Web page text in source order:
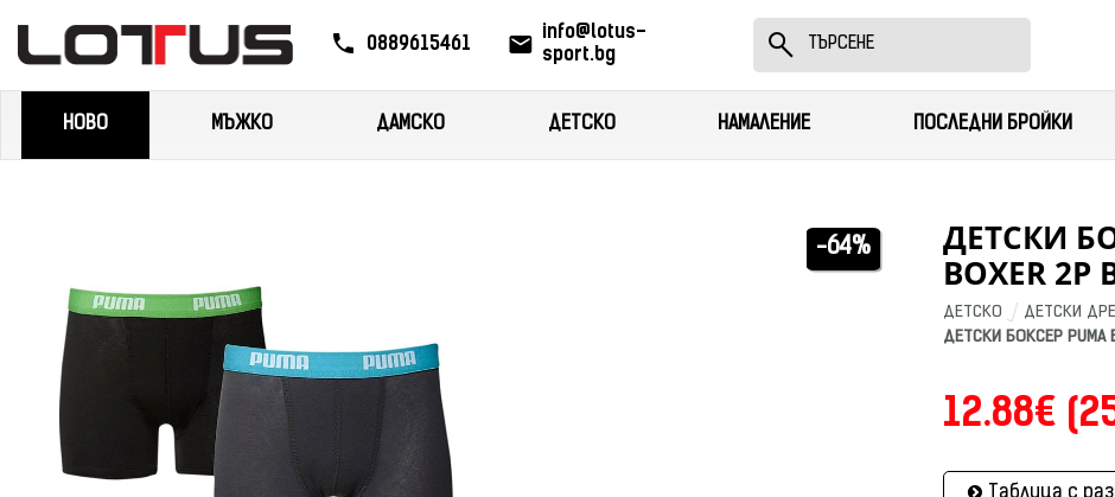
0889615461
info@lotus-
sport.bg
НОВО МЪЖКО ДАМСКО ДЕТСКО НАМАЛЕНИЕ ПОСЛЕДНИ БРОЙКИ
-64%
ДЕТСКИ
BOXER 2P
ДЕТСКО ДЕТСКИ
ДЕТСКИ БОКСЕР PUMA
12.88€